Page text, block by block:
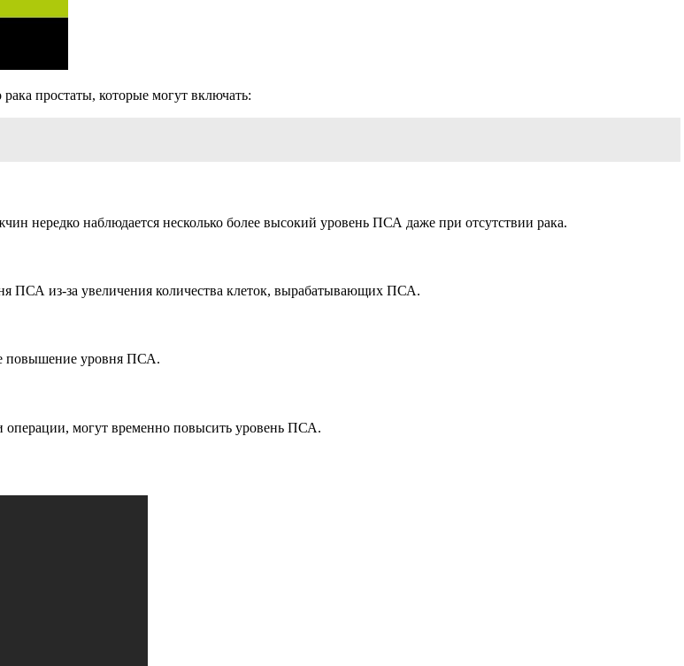
простаты, которые могут включать:
наблюдается несколько более высокий уровень ПСА даже при отсутствии рака.
ПСА из-за увеличения количества клеток, вырабатывающих ПСА.
повышение уровня ПСА.
операции, могут временно повысить уровень ПСА.